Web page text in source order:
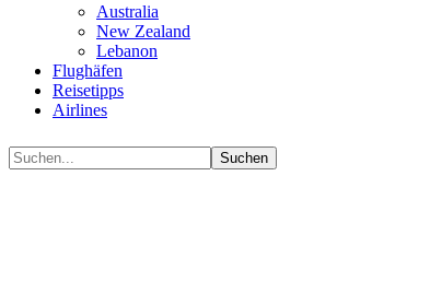
Australia
New Zealand
Lebanon
Flughäfen
Reisetipps
Airlines